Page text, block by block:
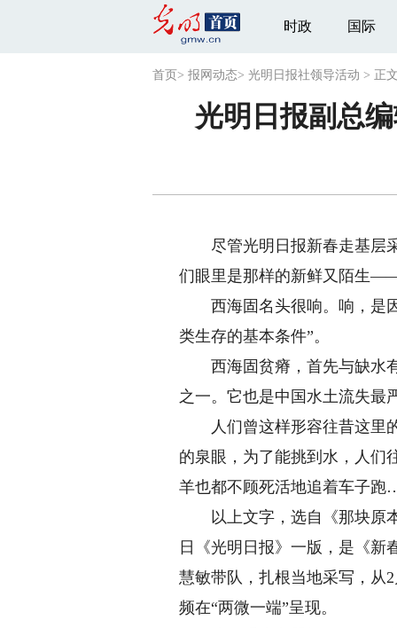
时政 国际
首页 > 报网动态> 光明日报社领导活动 > 正
光明日报副总
尽管光明日报新春走基层采
们眼里是那样的新鲜又陌生
西海固名头很响。响，是因
类生存的基本条件”。
西海固贫瘠，首先与缺水有
之一。它也是中国水土流失最
人们曾这样形容往昔这里的
的泉眼，为了能挑到水，人们
羊也都不顾死活地追着车子
以上文字，选自《那块原本
日《光明日报》一版，是《新
慧敏带队，扎根当地采写，从
频在“两微一端”呈现。